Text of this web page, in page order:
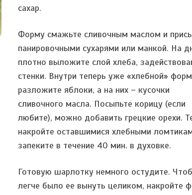
сахар.
Форму смажьте сливочным маслом и
панировочными сухарями или манкой. На
плотно выложите слой хлеба,
стенки. Внутри теперь уже «хлебной»
разложите яблоки, а на них – кусочки
сливочного масла. Посыпьте корицу (если
любите), можно добавить грецкие орехи.
накройте оставшимися хлебными
запеките в течение 40 мин. в духовке.
Готовую шарлотку немного остудите.
легче было ее вынуть целиком, накройте